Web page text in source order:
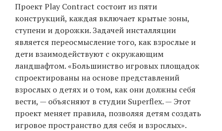
Проект Play Contract состоит из пяти
конструкций, каждая включает крытые зоны,
ступени и дорожки. Задачей инсталляции
является переосмысление того, как взрослые и
дети взаимодействуют с окружающим
ландшафтом. «Большинство игровых площадок
спроектированы на основе представлений
взрослых о детях и о том, как они должны себя
вести, — объясняют в студии Superflex. — Этот
проект меняет правила, позволяя детям создать
игровое пространство для себя и взрослых».